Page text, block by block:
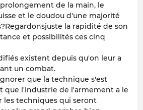
de la main, le
et le doudou d'une majorité
la rapidité de son
et possibilités ces cinq
existent depuis qu'on leur a
un combat.
que la technique s'est
que l'industrie de l'armement a le
les techniques qui seront